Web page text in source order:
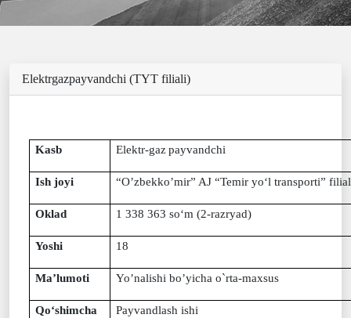
Elektrgazpayvandchi (TYT filiali)
Kasb Elektr-gazpayvandchi
Ish joyi “O’zbekko’mir” AJ “Temir yo‘l transporti”
Oklad 1 338 363 so‘m (2-razryad)
Yoshi 18
Ma’lumoti Yo’nalishi bo’yicha o`rta-maxsus
Qo‘shimcha
Payvandlash ishi